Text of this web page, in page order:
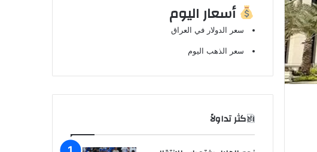
أسعار اليوم
سعر الدولار في العراق
سعر الذهب اليوم
الاكثر تداولاً